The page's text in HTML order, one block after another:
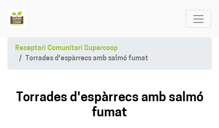
Receptari Comunitari Supercoop
Torrades d'espàrrecs amb salmó fumat
Torrades d'espàrrecs amb salmó
fumat